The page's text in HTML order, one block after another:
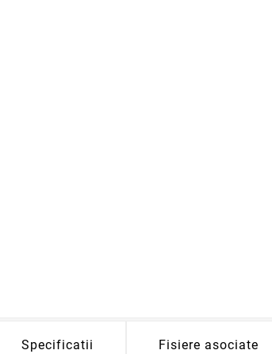
Specificatii Fisiere asociate